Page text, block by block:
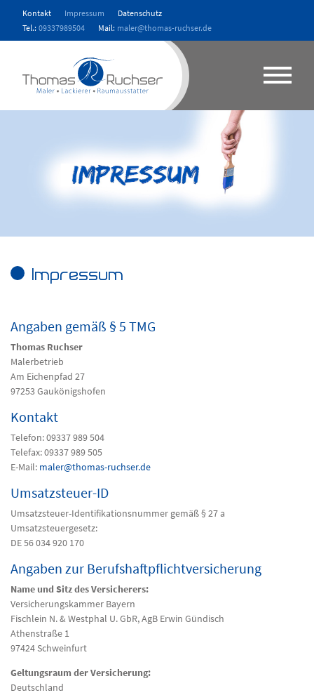
Kontakt Impressum
Datenschutz
Tel.: 09337989504 Mail: maler@thomas-ruchser.de
Impressum
Angaben gemäß § 5 TMG
Thomas Ruchser
Malerbetrieb
Am Eichenpfad 27
97253 Gaukönigshofen
Kontakt
Telefon: 09337 989 504
Telefax: 09337 989 505
E-Mail: maler@thomas-ruchser.de
Umsatzsteuer-ID
Umsatzsteuer-Identifikationsnummer gemäß § 27 a
Umsatzsteuergesetz:
DE 56 034 920 170
Angaben zur Berufshaftpflichtversicherung
Name und Sitz des Versicherers:
Versicherungskammer Bayern
Fischlein N. & Westphal U. GbR, AgB Erwin Gündisch
Athenstraße 1
97424 Schweinfurt
Geltungsraum der Versicherung:
Deutschland